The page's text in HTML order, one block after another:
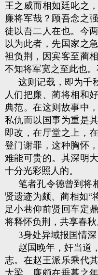
王之威而相如廷叱之
廉将军哉？顾吾念之
徒以吾二人在也。今
以为此者，先国家之
袒负荆，因宾客至蔺
不知将军宽之至此也
这则记载，即为千
人们把廉、蔺将相和
典范。在这则故事中
私仇而以国事为重是
即改，在厅堂之上，
登门谢罪，这种胸怀
难能可贵的。其深明
十分光彩照人的。
笔者孔令德曾到将
贤遗迹为颇、蔺相如“
足小巷仰前贤回车定
将释怀负荆，共享春秋
3身处异域报国情深
赵国晚年，奸当道
志。在赵王派乐乘代
大梁。廉颇在垂暮之